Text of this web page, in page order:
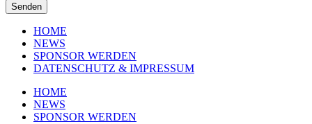
Senden
HOME
NEWS
SPONSOR WERDEN
DATENSCHUTZ & IMPRESSUM
HOME
NEWS
SPONSOR WERDEN